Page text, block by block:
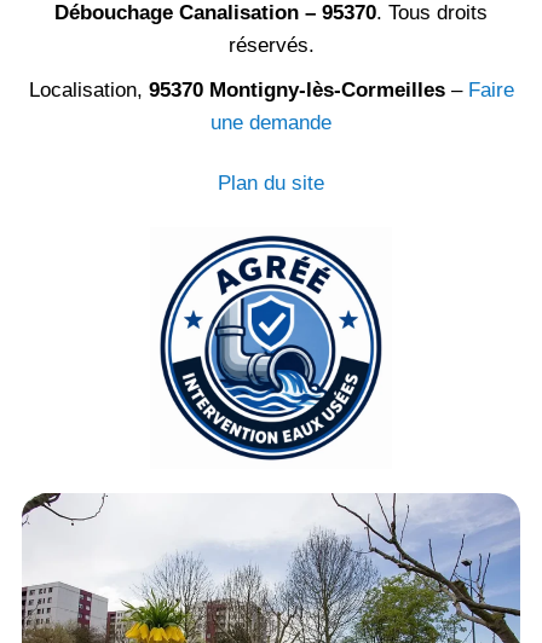
Débouchage Canalisation – 95370. Tous droits
réservés.
Localisation, 95370 Montigny-lès-Cormeilles– Faire
une demande
Plan du site